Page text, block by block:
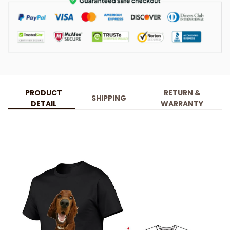
PRODUCT
DETAIL
SHIPPING
RETURN &
WARRANTY